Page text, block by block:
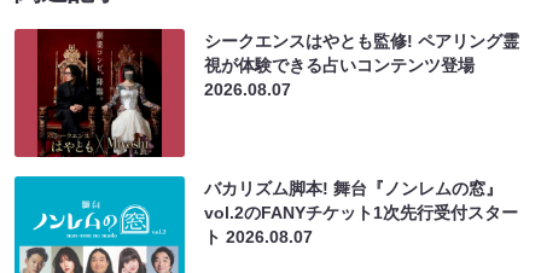
シークエンスはやとも監修! ペアリング霊
視が体験できる占いコンテンツ登場
2026.08.07
バカリズム脚本! 舞台『ノンレムの窓』
vol.2のFANYチケット1次先行受付スター
ト2026.08.07